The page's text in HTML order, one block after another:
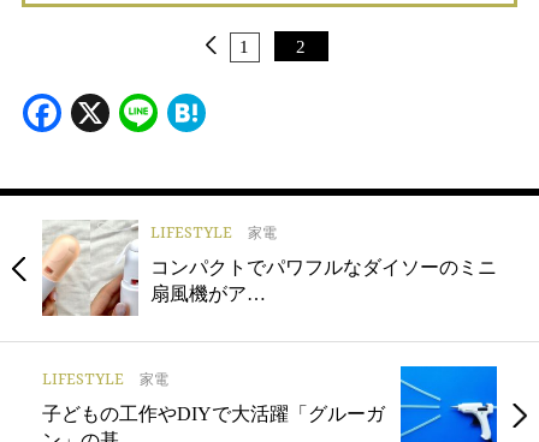
1 2
Facebook
X Line
LIFESTYLE 家電
コンパクトでパワフルなダイソーのミニ
扇風機がア…
LIFESTYLE 家電
子どもの工作やDIYで大活躍「グルーガ